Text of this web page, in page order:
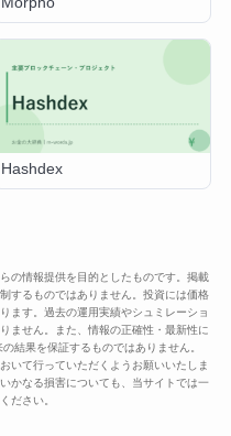
Hashdex
の情報提供を目的としたものです。掲載
するものではありません。投資には価格
ます。過去の運用実績やシュミレーショ
ません。また、情報の正確性・最新性に
結果を保証するものではありません。
いて行っていただくようお願いいたしま
かなる損害についても、当サイトでは一
ださい。